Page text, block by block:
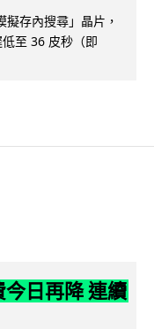
存內搜尋」晶片，
至 36 皮秒（即
日再降 連續